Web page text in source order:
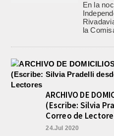
En la
la
ARCHIVO DE
(Escribe: Silvia
Correo de
24.Jul 2020